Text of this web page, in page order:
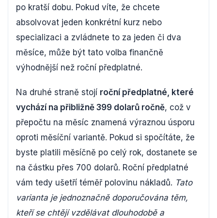
po kratší dobu. Pokud víte, že chcete
absolvovat jeden konkrétní kurz nebo
specializaci a zvládnete to za jeden či dva
měsíce, může být tato volba finančně
výhodnější než roční předplatné.
Na druhé straně stojí roční předplatné, které
vychází na přibližně 399 dolarů ročně, což v
přepočtu na měsíc znamená výraznou úsporu
oproti měsíční variantě. Pokud si spočítáte, že
byste platili měsíčně po celý rok, dostanete se
na částku přes 700 dolarů. Roční předplatné
vám tedy ušetří téměř polovinu nákladů. Tato
varianta je jednoznačně doporučována těm,
kteří se chtějí vzdělávat dlouhodobě a